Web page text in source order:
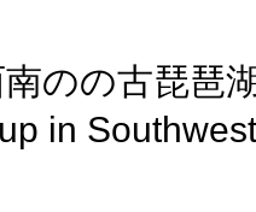
のの古琵琶
in